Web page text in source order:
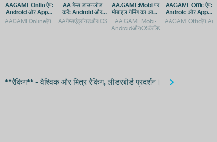
AAGAME Onlin ऐप:
Android और Apple
पर एक्सेस करें
AA गेम्स डाउनलोड
करें: Android और
iOS के लिए मुफ्त एपीके
एक्सेस
AA.GAME:Mobi पर
मोबाइल गेमिंग का आनंद
लें - Android और
iOS के लिए एक्सेस करें
AA.GAME:Mobi-
AAGAME Offic ऐप:
Android और Apple
पर डाउनलोड करें
**रैंकिंग** - वैश्विक और मित्र रैंकिंग, लीडरबोर्ड प्रदर्शन।